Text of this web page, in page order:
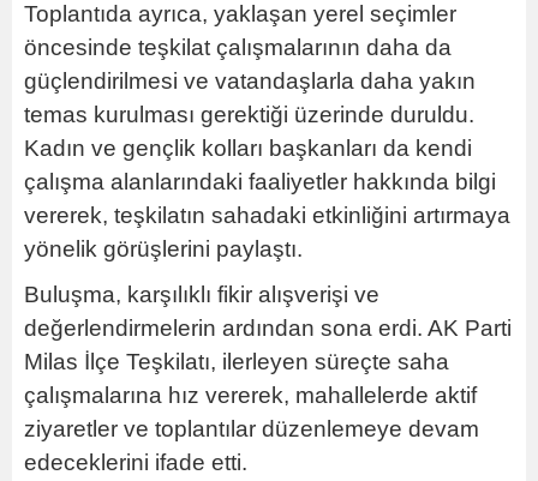
Toplantıda ayrıca, yaklaşan yerel seçimler
öncesinde teşkilat çalışmalarının daha da
güçlendirilmesi ve vatandaşlarla daha yakın
temas kurulması gerektiği üzerinde duruldu.
Kadın ve gençlik kolları başkanları da kendi
çalışma alanlarındaki faaliyetler hakkında bilgi
vererek, teşkilatın sahadaki etkinliğini artırmaya
yönelik görüşlerini paylaştı.
Buluşma, karşılıklı fikir alışverişi ve
değerlendirmelerin ardından sona erdi. AK Parti
Milas İlçe Teşkilatı, ilerleyen süreçte saha
çalışmalarına hız vererek, mahallelerde aktif
ziyaretler ve toplantılar düzenlemeye devam
edeceklerini ifade etti.